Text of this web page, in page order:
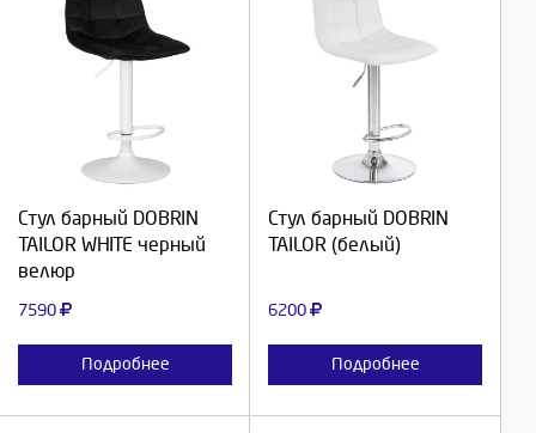
Стул барный DOBRIN
TAILOR WHITE черный
велюр
7590
Подробнее
Продолжить
Стул барный DOBRIN
TAILOR (белый)
6200
Подробнее
Продолжить